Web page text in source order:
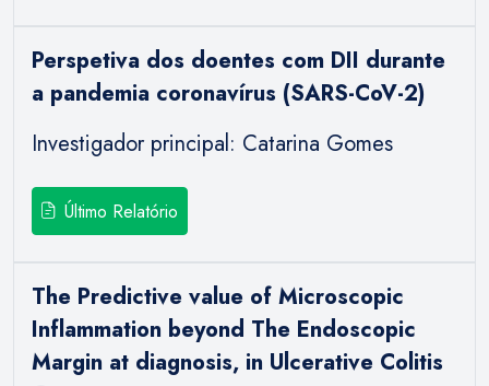
Perspetiva dos doentes com DII durante
a pandemia coronavírus (SARS-CoV-2)
Investigador principal: Catarina Gomes
Último Relatório
The Predictive value of Microscopic
Inflammation beyond The Endoscopic
Margin at diagnosis, in Ulcerative Colitis